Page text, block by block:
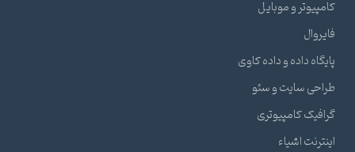
کامپیوتر و موبایل
فایروال
پایگاه داده و داده کاوی
طراحی سایت و سئو
گرافیک کامپیوتری
اینترنت اشیاء